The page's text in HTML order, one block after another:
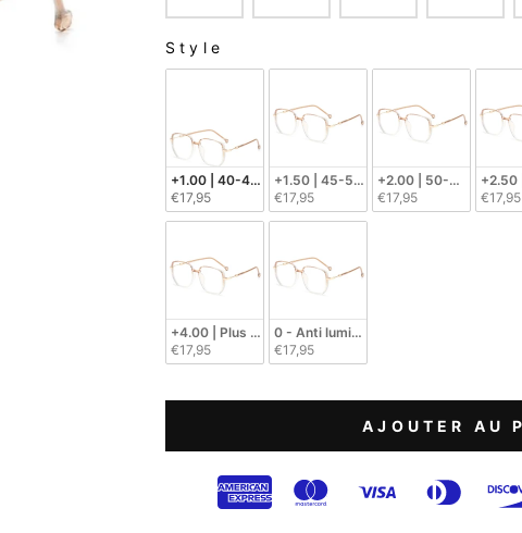
Style
STYLE
+1.00 | 40-45 Années d'âge
€17,95
+1.50 | 45-50  Années d'âge
€17,95
+2.00 | 50-55
€17,95
+2.50
€17,95
+4.00 | Plus de 70 ans
€17,95
0 - Anti lumière bleue
€17,95
AJOUTER AU